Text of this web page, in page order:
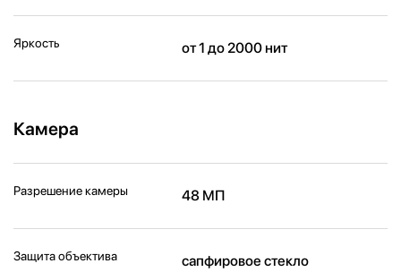
Яркость от 1 до 2000 нит
Камера
Разрешение камеры 48 МП
Защита объектива сапфировое стекло